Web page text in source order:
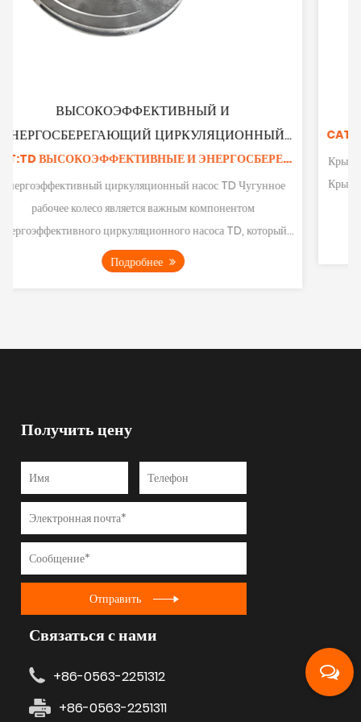
CAT:TD ВЫСОКОЭФФЕКТИВНЫЕ И ЭНЕРГОСБЕРЕГАЮЩИЕ АКСЕССУАРЫ ДЛЯ ЦИРКУЛЯЦИОННЫХ НАСОСОВ
Чугунное
который
КРЫШКА ТРУБНОГО НАСОСА
Крышка насоса используется для затягивания и
Крышка насоса гарантирует, что центробежный насос
тереться о вал-шестерню во время...
Подробнее
Получить цену
Отправить
Связаться с нами
+86-0563-2251312
+86-0563-2251311